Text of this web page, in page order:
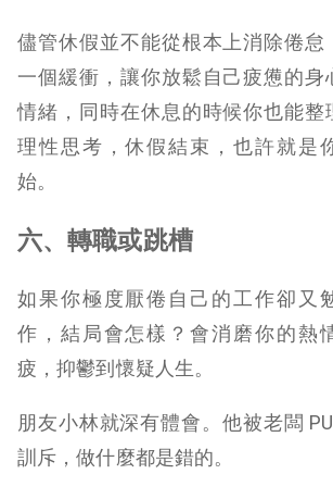
儘管休假並不能從根本上消除倦怠
一個緩衝，讓你放鬆自己疲憊的身
情緒，同時在休息的時候你也能整
理性思考，休假結束，也許就是
始。
六、轉職或跳槽
如果你極度厭倦自己的工作卻又
作，結局會怎樣？會消磨你的熱
疲，抑鬱到懷疑人生。
朋友小林就深有體會。他被老闆
訓斥，做什麼都是錯的。